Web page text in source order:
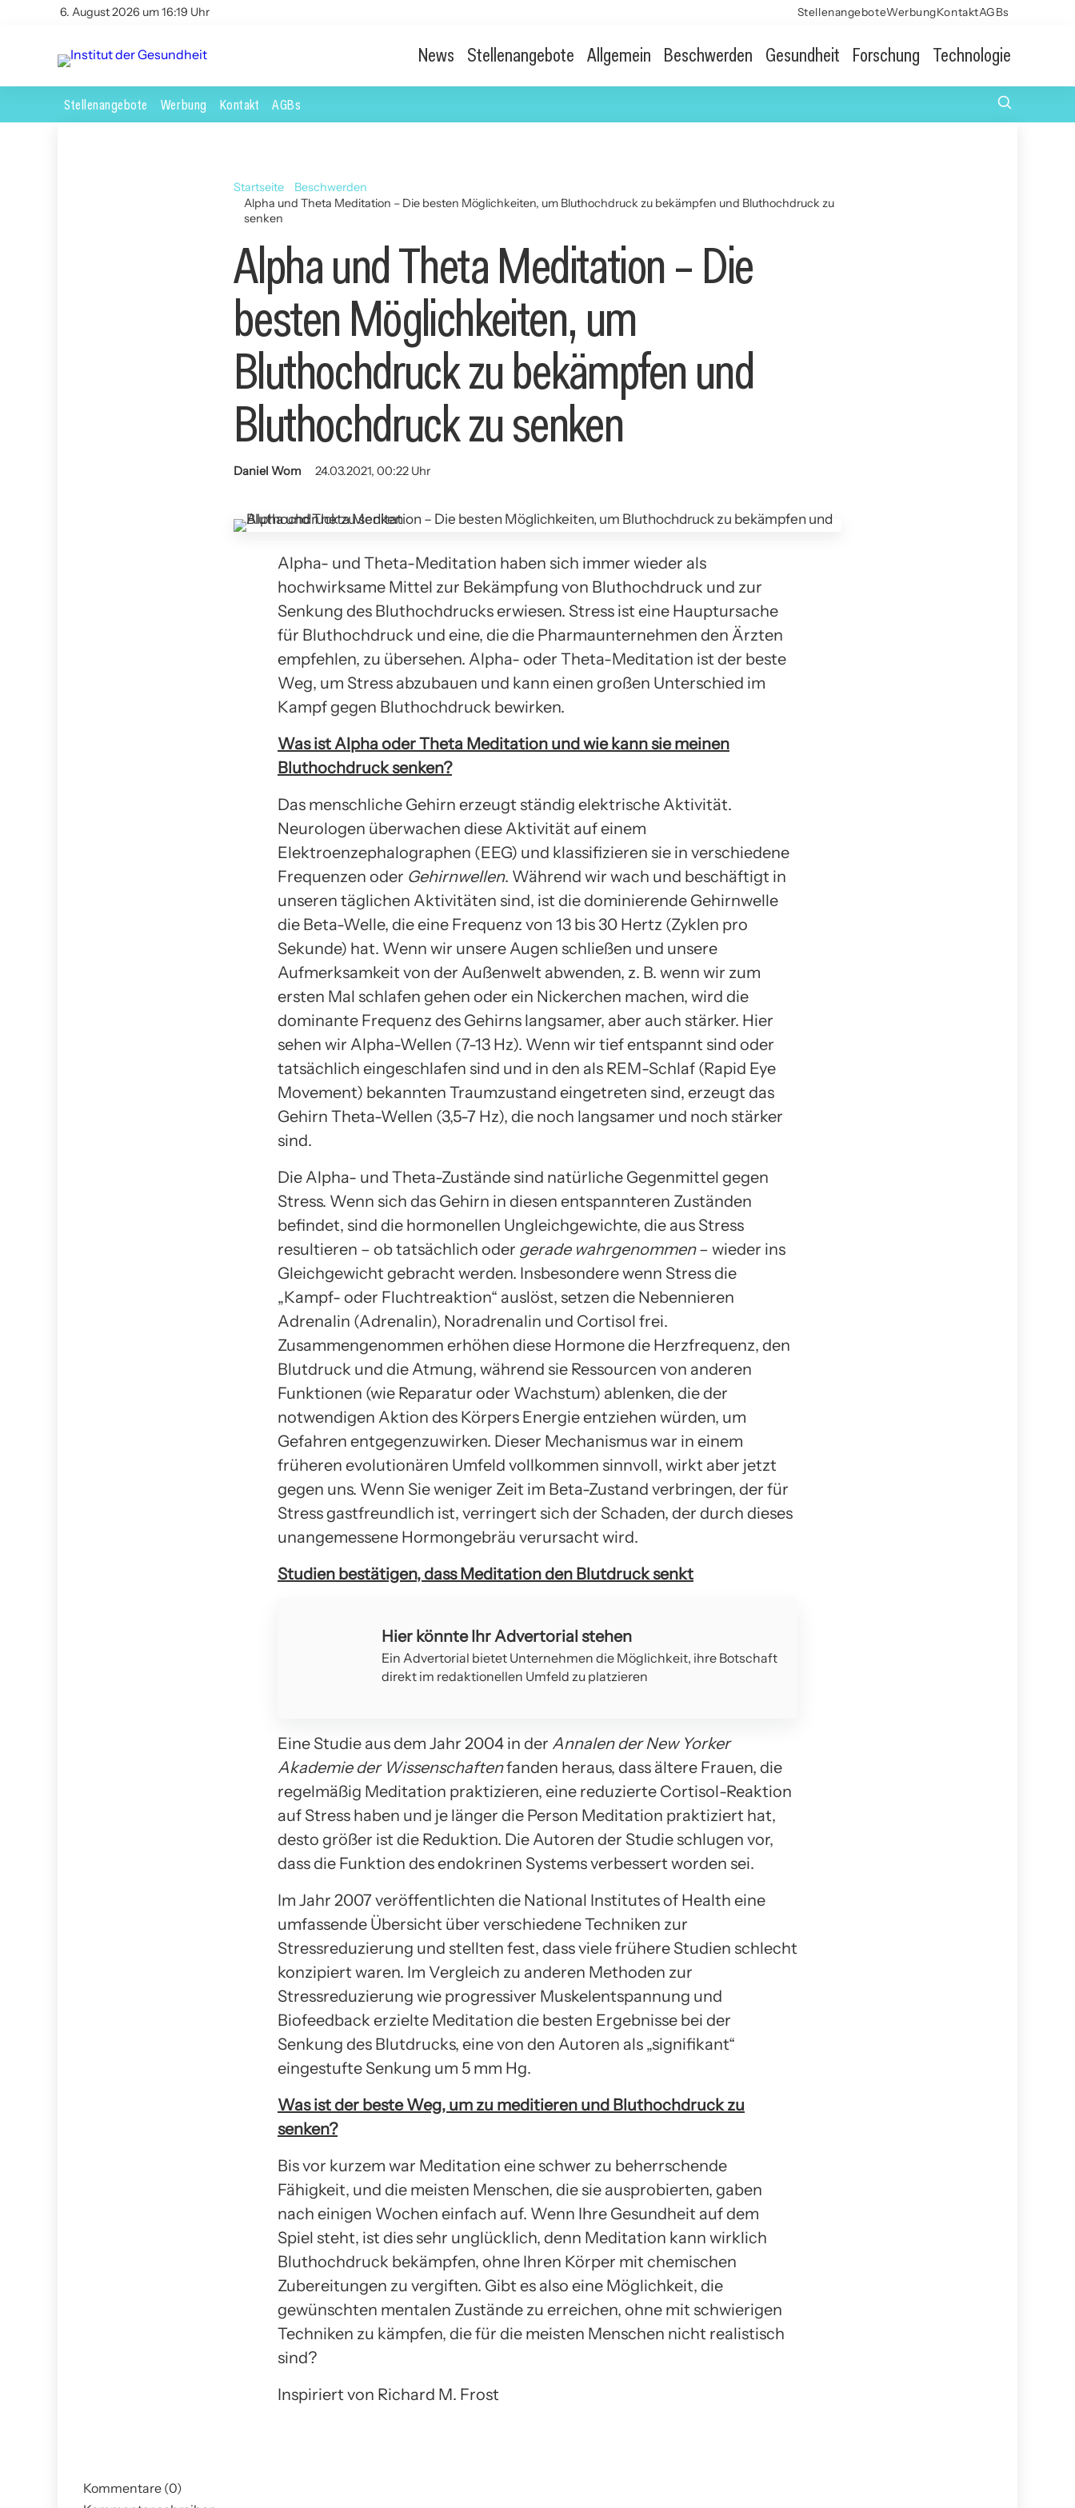
6. August 2026 um 16:19 Uhr StellenangeboteWerbungKontaktAGBs
News Stellenangebote Allgemein Beschwerden Gesundheit Forschung Technologie
Stellenangebote Werbung Kontakt AGBs
Startseite
Beschwerden
Alpha und Theta Meditation – Die besten Möglichkeiten, um Bluthochdruck zu bekämpfen und Bluthochdruck zu
senken
Alpha und Theta Meditation – Die
besten Möglichkeiten, um
Bluthochdruck zu bekämpfen und
Bluthochdruck zu senken
Daniel Wom 24.03.2021, 00:22 Uhr
Alpha- und Theta-Meditation haben sich immer wieder als
hochwirksame Mittel zur Bekämpfung von Bluthochdruck und zur
Senkung des Bluthochdrucks erwiesen. Stress ist eine Hauptursache
für Bluthochdruck und eine, die die Pharmaunternehmen den Ärzten
empfehlen, zu übersehen. Alpha- oder Theta-Meditation ist der beste
Weg, um Stress abzubauen und kann einen großen Unterschied im
Kampf gegen Bluthochdruck bewirken.
Was ist Alpha oder Theta Meditation und wie kann sie meinen
Bluthochdruck senken?
Das menschliche Gehirn erzeugt ständig elektrische Aktivität.
Neurologen überwachen diese Aktivität auf einem
Elektroenzephalographen (EEG) und klassifizieren sie in verschiedene
Frequenzen oder Gehirnwellen. Während wir wach und beschäftigt in
unseren täglichen Aktivitäten sind, ist die dominierende Gehirnwelle
die Beta-Welle, die eine Frequenz von 13 bis 30 Hertz (Zyklen pro
Sekunde) hat. Wenn wir unsere Augen schließen und unsere
Aufmerksamkeit von der Außenwelt abwenden, z. B. wenn wir zum
ersten Mal schlafen gehen oder ein Nickerchen machen, wird die
dominante Frequenz des Gehirns langsamer, aber auch stärker. Hier
sehen wir Alpha-Wellen (7-13 Hz). Wenn wir tief entspannt sind oder
tatsächlich eingeschlafen sind und in den als REM-Schlaf (Rapid Eye
Movement) bekannten Traumzustand eingetreten sind, erzeugt das
Gehirn Theta-Wellen (3,5-7 Hz), die noch langsamer und noch stärker
sind.
Die Alpha- und Theta-Zustände sind natürliche Gegenmittel gegen
Stress. Wenn sich das Gehirn in diesen entspannteren Zuständen
befindet, sind die hormonellen Ungleichgewichte, die aus Stress
resultieren – ob tatsächlich oder gerade wahrgenommen– wieder ins
Gleichgewicht gebracht werden. Insbesondere wenn Stress die
„Kampf- oder Fluchtreaktion“ auslöst, setzen die Nebennieren
Adrenalin (Adrenalin), Noradrenalin und Cortisol frei.
Zusammengenommen erhöhen diese Hormone die Herzfrequenz, den
Blutdruck und die Atmung, während sie Ressourcen von anderen
Funktionen (wie Reparatur oder Wachstum) ablenken, die der
notwendigen Aktion des Körpers Energie entziehen würden, um
Gefahren entgegenzuwirken. Dieser Mechanismus war in einem
früheren evolutionären Umfeld vollkommen sinnvoll, wirkt aber jetzt
gegen uns. Wenn Sie weniger Zeit im Beta-Zustand verbringen, der für
Stress gastfreundlich ist, verringert sich der Schaden, der durch dieses
unangemessene Hormongebräu verursacht wird.
Studien bestätigen, dass Meditation den Blutdruck senkt
Hier könnte Ihr Advertorial stehen
Ein Advertorial bietet Unternehmen die Möglichkeit, ihre Botschaft
direkt im redaktionellen Umfeld zu platzieren
Eine Studie aus dem Jahr 2004 in der Annalen der New Yorker
Akademie der Wissenschaftenfanden heraus, dass ältere Frauen, die
regelmäßig Meditation praktizieren, eine reduzierte Cortisol-Reaktion
auf Stress haben und je länger die Person Meditation praktiziert hat,
desto größer ist die Reduktion. Die Autoren der Studie schlugen vor,
dass die Funktion des endokrinen Systems verbessert worden sei.
Im Jahr 2007 veröffentlichten die National Institutes of Health eine
umfassende Übersicht über verschiedene Techniken zur
Stressreduzierung und stellten fest, dass viele frühere Studien schlecht
konzipiert waren. Im Vergleich zu anderen Methoden zur
Stressreduzierung wie progressiver Muskelentspannung und
Biofeedback erzielte Meditation die besten Ergebnisse bei der
Senkung des Blutdrucks, eine von den Autoren als „signifikant“
eingestufte Senkung um 5 mm Hg.
Was ist der beste Weg, um zu meditieren und Bluthochdruck zu
senken?
Bis vor kurzem war Meditation eine schwer zu beherrschende
Fähigkeit, und die meisten Menschen, die sie ausprobierten, gaben
nach einigen Wochen einfach auf. Wenn Ihre Gesundheit auf dem
Spiel steht, ist dies sehr unglücklich, denn Meditation kann wirklich
Bluthochdruck bekämpfen, ohne Ihren Körper mit chemischen
Zubereitungen zu vergiften. Gibt es also eine Möglichkeit, die
gewünschten mentalen Zustände zu erreichen, ohne mit schwierigen
Techniken zu kämpfen, die für die meisten Menschen nicht realistisch
sind?
Inspiriert von Richard M. Frost
Kommentare (0)